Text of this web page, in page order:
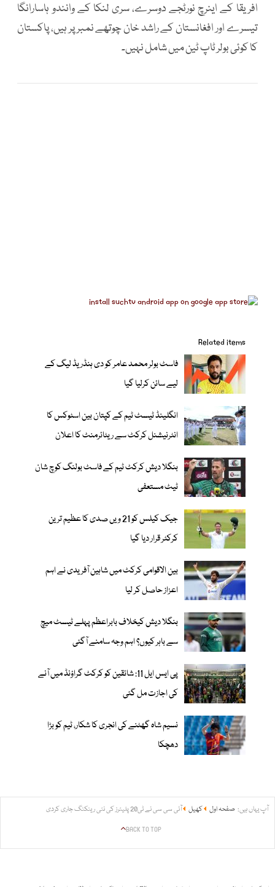
افریقا کے اینرچ نورٹجے دوسرے، سری لنکا کے وانندو ہاسارانگا
تیسرے اور افغانستان کے راشد خان چوتھے نمبر پر ہیں، پاکستان
کا کوئی بولر ٹاپ ٹین میں شامل نہیں۔
Related items
فاسٹ بولر محمد عامر کو دی ہنڈریڈ لیگ کے
لیے سائن کرلیا گیا
انگلینڈ ٹیسٹ ٹیم کے کپتان بین اسٹوکس کا
انٹرنیشنل کرکٹ سے ریٹائرمنٹ کا اعلان
بنگلا دیش کرکٹ ٹیم کے فاسٹ بولنگ کوچ شان
ٹیٹ مستعفی
جیک کیلس کو 21 ویں صدی کا عظیم ترین
کرکٹر قرار دیا گیا
بین الاقوامی کرکٹ میں شاہین آفریدی نے اہم
اعزاز حاصل کر لیا
بنگلا دیش کیخلاف بابراعظم پہلے ٹیسٹ میچ
سے باہر کیوں؟ اہم وجہ سامنے آگئی
پی ایس ایل 11: شائقین کو کرکٹ گراؤنڈ میں آنے
کی اجازت مل گئی
نسیم شاہ گھٹنے کی انجری کا شکار، ٹیم کو بڑا
دھچکا
آپ یہاں ہیں: صفحہ اول کھیل آئی سی سی نے ٹی20 پلیئرز کی نئی رینکنگ جاری کردی
BACK TO TOP